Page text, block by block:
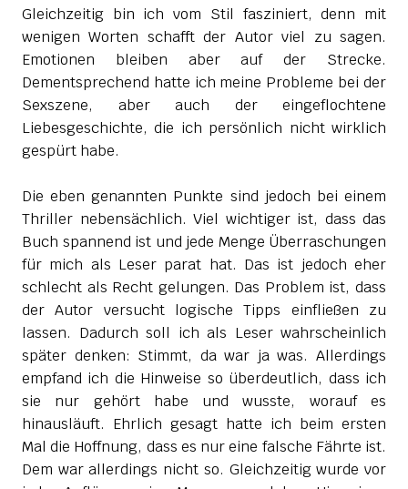
Gleichzeitig bin ich vom Stil fasziniert, denn mit
wenigen Worten schafft der Autor viel zu sagen.
Emotionen bleiben aber auf der Strecke.
Dementsprechend hatte ich meine Probleme bei der
Sexszene, aber auch der eingeflochtene
Liebesgeschichte, die ich persönlich nicht wirklich
gespürt habe.
Die eben genannten Punkte sind jedoch bei einem
Thriller nebensächlich. Viel wichtiger ist, dass das
Buch spannend ist und jede Menge Überraschungen
für mich als Leser parat hat. Das ist jedoch eher
schlecht als Recht gelungen. Das Problem ist, dass
der Autor versucht logische Tipps einfließen zu
lassen. Dadurch soll ich als Leser wahrscheinlich
später denken: Stimmt, da war ja was. Allerdings
empfand ich die Hinweise so überdeutlich, dass ich
sie nur gehört habe und wusste, worauf es
hinausläuft. Ehrlich gesagt hatte ich beim ersten
Mal die Hoffnung, dass es nur eine falsche Fährte ist.
Dem war allerdings nicht so. Gleichzeitig wurde vor